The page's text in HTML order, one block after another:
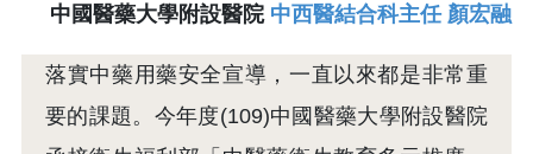
中國醫藥大學附設醫院 中西醫結合科主任 顏宏融
落實中藥用藥安全宣導，一直以來都是非常重
要的課題。今年度(109)中國醫藥大學附設醫院